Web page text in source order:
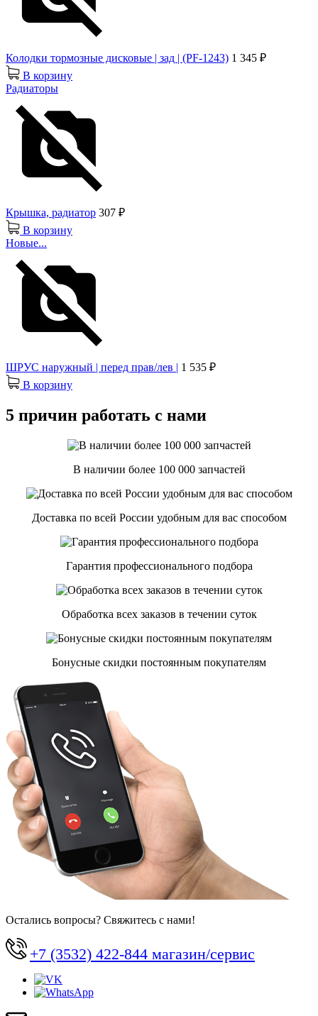
Колодки тормозные дисковые | зад | (PF-1243) 1 345 ₽
В корзину
Радиаторы
Крышка, радиатор 307 ₽
В корзину
Новые...
ШРУС наружный | перед прав/лев | 1 535 ₽
В корзину
5 причин работать с нами
В наличии более 100 000 запчастей
Доставка по всей России удобным для вас способом
Гарантия профессионального подбора
Обработка всех заказов в течении суток
Бонусные скидки постоянным покупателям
Остались вопросы? Свяжитесь с нами!
+7 (3532) 422-844 магазин/сервис